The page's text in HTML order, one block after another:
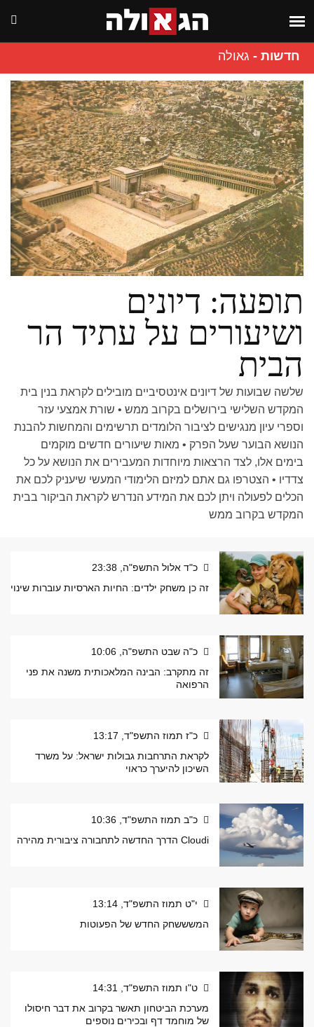
חדשות - גאולה
תופעה: דיונים
ושיעורים על עתיד הר
הבית
שלשה שבועות של דיונים אינטסיביים מובילים לקראת בנין בית
המקדש השלישי בירושלים בקרוב ממש • שורת אמצעי עזר
וספרי עיון מנגישים לציבור הלומדים תרשימים והמחשות להבנת
הנושא הבוער שעל הפרק • מאות שיעורים חדשים מוקמים
בימים אלו, לצד הרצאות מיוחדות המעבירים את הנושא על כל
צדדיו • הצטרפו גם אתם למיזם הלימודי המעשי שיעניק לכם את
הכלים לפעולה ויתן לכם את המידע הנדרש לקראת הביקור בבית
המקדש בקרוב ממש
כ"ד אלול התשפ"ה, 23:38
זה כן משחק ילדים: החיות הארסיות עוברות שינוי
כ"ה שבט התשפ"ה, 10:06
זה מתקרב: הבינה המלאכותית משנה את פני
הרפואה
כ"ז תמוז התשפ"ד, 13:17
לקראת התרחבות גבולות ישראל: על משרד
השיכון להיערך כראוי
כ"ב תמוז התשפ"ד, 10:36
Cloudi הדרך החדשה לתחבורה ציבורית מהירה
י"ט תמוז התשפ"ד, 13:14
המשששחק החדש של הפעוטות
ט"ו תמוז התשפ"ד, 14:31
מערכת הביטחון תאשר בקרוב את דבר חיסולו
של מוחמד דף ובכירים נוספים